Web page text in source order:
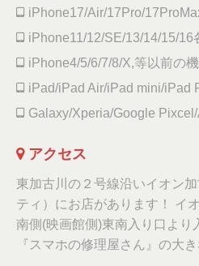
iPhone17/Air/17Pro/
iPhone11/12/SE/13/14/15/16
iPhone4/5/6/7/8/X,等以前の
iPad/iPad Air/iPad mini/iPad
Galaxy/Xperia/Google
アクセス
東加古川の２号線沿いイオン
ティ）にお店があります！ イ
南側(映画館側)東南入り口より
『スマホの修理屋さん』の大